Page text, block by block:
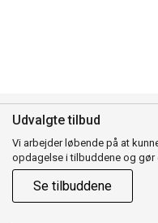
Udvalgte tilbud
Vi arbejder løbende på at
opdagelse i tilbuddene og gør
Se tilbuddene